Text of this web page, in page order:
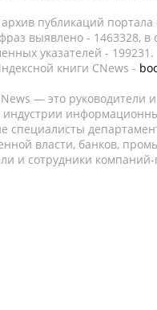
публикаций
выявлено - 1463328, в
указателей - 199231.
книги CNews -
— это руководители
индустрии
специалисты
власти, банков,
и сотрудники